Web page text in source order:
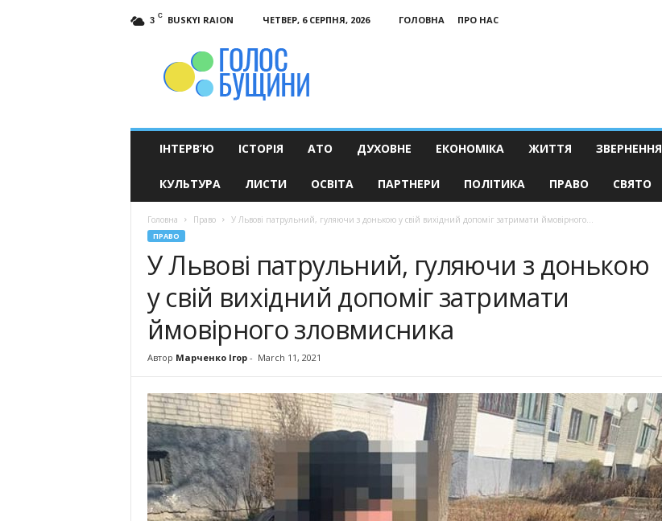
3 C BUSKYI RAION ЧЕТВЕР, 6 СЕРПНЯ, 2026 ГОЛОВНА
ПРО НАС
ІНТЕРВ’Ю ІСТОРІЯ АТО ДУХОВНЕ ЕКОНОМІКА ЖИТТЯ ЗВЕРНЕННЯ
КУЛЬТУРА ЛИСТИ ОСВІТА ПАРТНЕРИ ПОЛІТИКА ПРАВО СВЯТО
Головна Право У Львові патрульний, гуляючи з донькою у свій вихідний допоміг затримати ймовірного...
ПРАВО
У Львові патрульний, гуляючи з донькою
у свій вихідний допоміг затримати
ймовірного зловмисника
Автор Марченко Ігор- March 11, 2021